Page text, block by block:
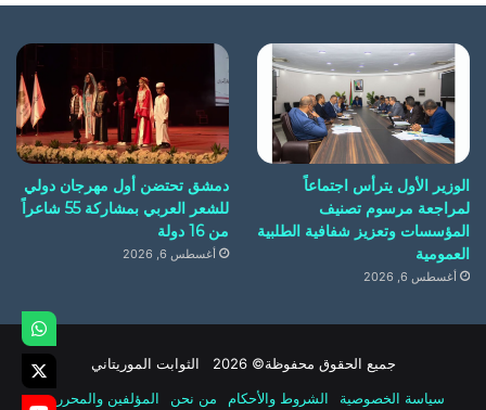
الوزير الأول يترأس اجتماعاً
لمراجعة مرسوم تصنيف
المؤسسات وتعزيز شفافية الطلبية
العمومية
أغسطس 6, 2026
دمشق تحتضن أول مهرجان دولي
للشعر العربي بمشاركة 55 شاعراً
من 16 دولة
أغسطس 6, 2026
جميع الحقوق محفوظة© 2026 الثوابت الموريتاني
سياسة الخصوصية
الشروط والأحكام من نحن المؤلفين والمحررين